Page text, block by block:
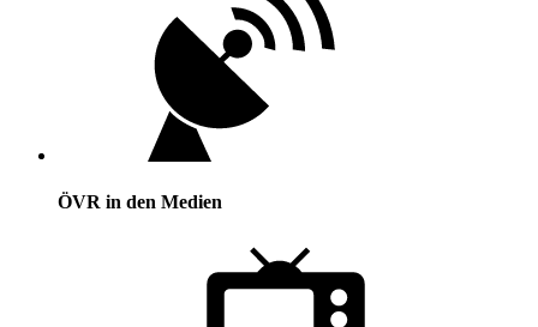
ÖVR in den Medien